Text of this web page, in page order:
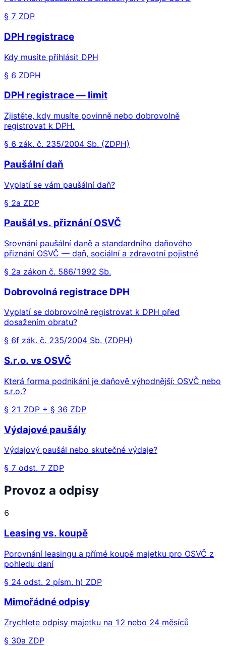
§ 7 ZDP
DPH registrace
Kdy musíte přihlásit DPH
§ 6 ZDPH
DPH registrace — limit
Zjistěte, kdy musíte povinně nebo dobrovolně
registrovat k DPH.
§ 6 zák. č. 235/2004 Sb. (ZDPH)
Paušální daň
Vyplatí se vám paušální daň?
§ 2a ZDP
Paušál vs. přiznání OSVČ
Srovnání paušální daně a standardního daňového
přiznání OSVČ — daň, sociální a zdravotní pojistné
§ 2a zákon č. 586/1992 Sb.
Dobrovolná registrace DPH
Vyplatí se dobrovolně registrovat k DPH před
dosažením obratu?
§ 6f zák. č. 235/2004 Sb. (ZDPH)
S.r.o. vs OSVČ
Která forma podnikání je daňově výhodnější: OSVČ nebo
s.r.o.?
§ 21 ZDP + § 36 ZDP
Výdajové paušály
Výdajový paušál nebo skutečné výdaje?
§ 7 odst. 7 ZDP
Provoz a odpisy
6
Leasing vs. koupě
Porovnání leasingu a přímé koupě majetku pro OSVČ z
pohledu daní
§ 24 odst. 2 písm. h) ZDP
Mimořádné odpisy
Zrychlete odpisy majetku na 12 nebo 24 měsíců
§ 30a ZDP